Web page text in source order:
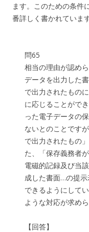
ます。このための条
番詳しく書かれていま
問65
相当の理由が認め
データを出力した
で出力されたもの
に応じることがで
った電子データの
ないとのことです
で出力されたもの
た、「保存義務者
電磁的記録及び当
成した書面…の提
できるようにして
ような対応が求め
【回答】